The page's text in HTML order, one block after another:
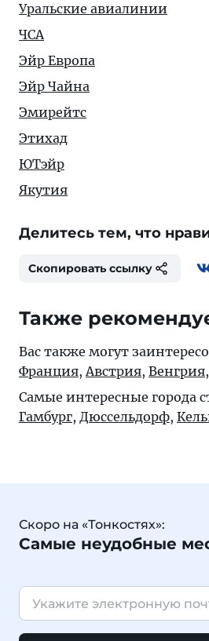
Уральские авиалинии
ЧСА
Эйр Европа
Эйр Чайна
Эмирейтс
Этихад
ЮТэйр
Якутия
Делитесь тем, что
Скопировать ссылку
Также
Вас также могут
Франция,Австрия, Венгрия,
Самые интересные города
Гамбург, Дюссельдорф,
Скоро на «Тонкостях»:
Самые неудобные